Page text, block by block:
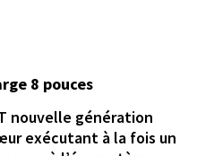
8 pouces
nouvelle génération
exécutant à la fois un